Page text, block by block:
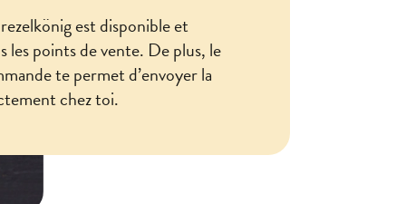
est disponible et
les points de vente. De plus, le
te permet d’envoyer la
chez toi.